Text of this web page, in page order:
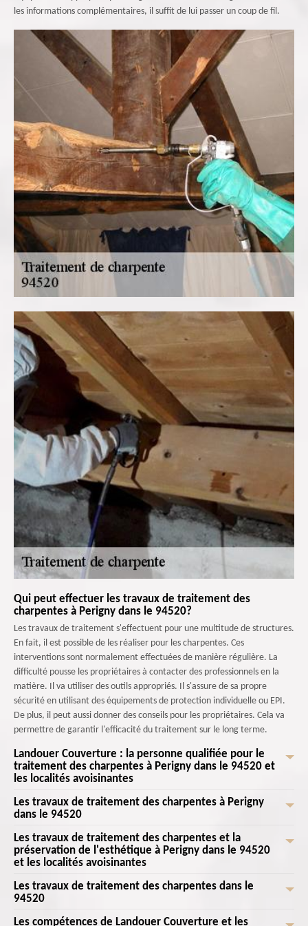
les informations complémentaires, il suffit de lui passer un coup de fil.
Qui peut effectuer les travaux de traitement des
charpentes à Perigny dans le 94520?
Les travaux de traitement s'effectuent pour une multitude de structures.
En fait, il est possible de les réaliser pour les charpentes. Ces
interventions sont normalement effectuées de manière régulière. La
difficulté pousse les propriétaires à contacter des professionnels en la
matière. Il va utiliser des outils appropriés. Il s'assure de sa propre
sécurité en utilisant des équipements de protection individuelle ou EPI.
De plus, il peut aussi donner des conseils pour les propriétaires. Cela va
permettre de garantir l'efficacité du traitement sur le long terme.
Landouer Couverture : la personne qualifiée pour le
traitement des charpentes à Perigny dans le 94520 et
les localités avoisinantes
Les travaux de traitement pour les charpentes respectent
l'environnement, car on utilise des produits respectueux de l'écosystème
local. Landouer Couverture peut intervenir et il va éviter l'usage des
substances chimiques nocives. Ce professionnel a plusieurs années
d'expérience en la matière. Il dresse un devis qui est totalement gratuit
et sans engagement. De plus, il utilise des outils appropriés. De plus, il va
proposer des prix qui sont très intéressants et accessibles à toutes les
Les travaux de traitement des charpentes à Perigny
dans le 94520
Les charpentes sont des structures qui doivent être solides. Des travaux
de traitement sont à effectuer pour ces types d'éléments. Cela va
Il s'agit des termites, des capricornes et des vrillettes qui vont se nourrir
du bois de la charpente et cette situation va entraîner un affaiblissement
de la structure. Le traitement préventif va créer une barrière
Les travaux de traitement des charpentes et la
préservation de l'esthétique à Perigny dans le 94520
et les localités avoisinantes
Les opérations de traitement des charpentes sont nécessaires pour
préserver l'aspect naturel des bois. Cela va permettre d'éviter les
dégradations causées par les insectes et l'humidité. Il y a alors une
Les travaux de traitement des charpentes dans le
94520
Les compétences de Landouer Couverture et les